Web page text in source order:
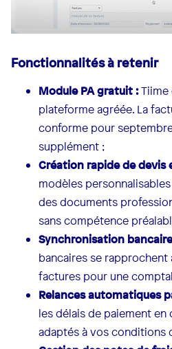
Fonctionnalités à retenir
Module PA gratuit :
plateforme agréée. La
conforme pour
supplément ;
Création rapide de devis
modèles
des documents
sans compétence
Synchronisation
bancaires se
factures pour une
Relances automatiques
les délais de paiement
adaptés à vos conditions